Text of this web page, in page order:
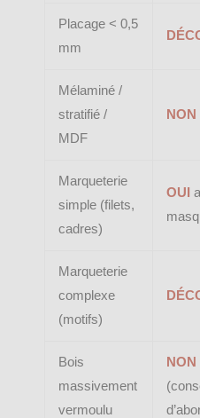
Placage < 0,5
mm
Mélaminé /
stratifié /
MDF
NON
Marqueterie
simple (filets,
cadres)
OUI
Marqueterie
complexe
(motifs)
Bois
massivement
vermoulu
NON